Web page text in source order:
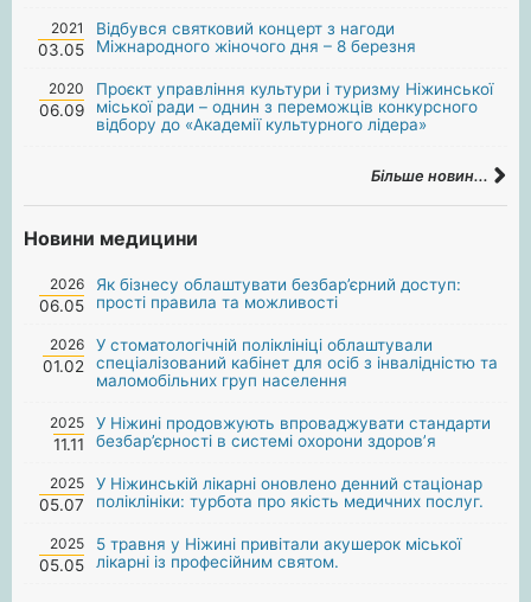
2021
03.05
Відбувся святковий концерт з нагоди
Міжнародного жіночого дня – 8 березня
2020
06.09
Проєкт управління культури і туризму Ніжинської
міської ради – однин з переможців конкурсного
відбору до «Академії культурного лідера»
Більше новин...
Новини медицини
2026
06.05
Як бізнесу облаштувати безбар’єрний доступ:
прості правила та можливості
2026
01.02
У стоматологічній поліклініці облаштували
спеціалізований кабінет для осіб з інвалідністю та
маломобільних груп населення
2025
11.11
У Ніжині продовжують впроваджувати стандарти
безбар’єрності в системі охорони здоров’я
2025
05.07
У Ніжинській лікарні оновлено денний стаціонар
поліклініки: турбота про якість медичних послуг.
2025
05.05
5 травня у Ніжині привітали акушерок міської
лікарні із професійним святом.